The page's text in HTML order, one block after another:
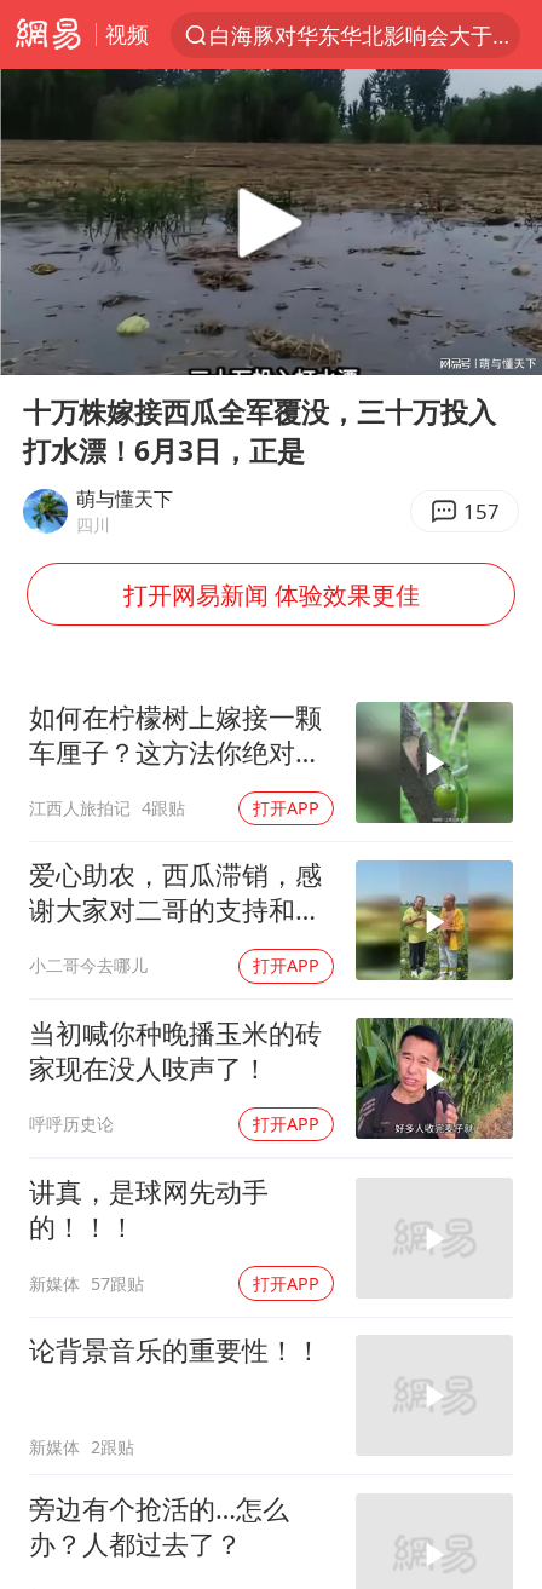
视频
白海豚对华东华北影响会大于巴威
上半年我国经营主体结构持续优化
俄称边境州遭乌大规模袭击已致13伤
《披荆斩棘2026》阵容官宣
上海全力守护市民“菜篮子”
独闯南太行的失联女生最后轨迹已确认
白海豚北上或致京津冀暴雨
10余省份将出现强风雨 局地特大暴雨
美将每月供乌爱国者拦截导弹
新疆一婚礼线上邀请引热议
《龙餐馆》 冲奖
国足U17与阿森纳决赛取消 并列冠军
以拒绝“和平委员会”的加沙和平计划
奋力开创中国式现代化建设新局面
Play
00:00 06:41
十万株嫁接西瓜全军覆没，三十万投入
打水漂！6月3日，正是
萌与懂天下
四川 157
打开网易新闻 体验效果更佳
如何在柠檬树上嫁接一颗
车厘子？这方法你绝对没
江西人旅拍记 4跟贴 打开APP
爱心助农，西瓜滞销，感
谢大家对二哥的支持和信
小二哥今去哪儿 打开APP
当初喊你种晚播玉米的砖
家现在没人吱声了！
呼呼历史论 打开APP
讲真，是球网先动手
的！！！
新媒体 57跟贴 打开APP
论背景音乐的重要性！！
新媒体 2跟贴
旁边有个抢活的…怎么
办？人都过去了？